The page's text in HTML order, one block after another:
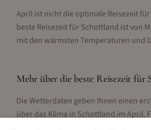
April ist nicht die optimale Reisezeit
beste Reisezeit für Schottland ist von
mit den wärmsten Temperaturen und
Mehr über die beste Reisezeit für
Die Wetterdaten geben Ihnen einen
über das Klima in Schottland imApril.